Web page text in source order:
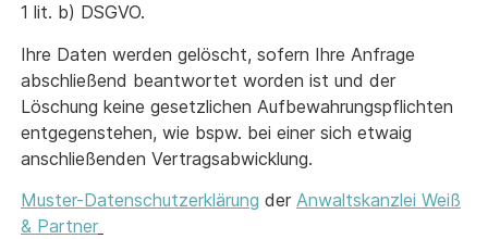
1 lit. b) DSGVO.
Ihre Daten werden gelöscht, sofern Ihre Anfrage
abschließend beantwortet worden ist und der
Löschung keine gesetzlichen Aufbewahrungspflichten
entgegenstehen, wie bspw. bei einer sich etwaig
anschließenden Vertragsabwicklung.
Muster-Datenschutzerklärung der Anwaltskanzlei Weiß
& Partner